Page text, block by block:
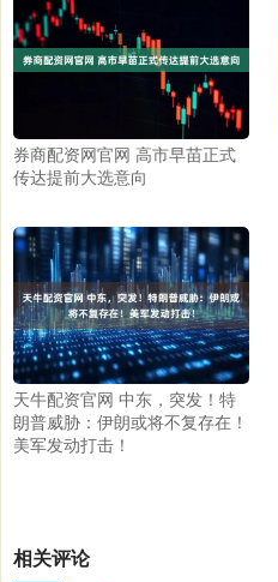
券商配资网官网 高市早苗正式
传达提前大选意向
天牛配资官网 中东，突发！特
朗普威胁：伊朗或将不复存在！
美军发动打击！
相关评论